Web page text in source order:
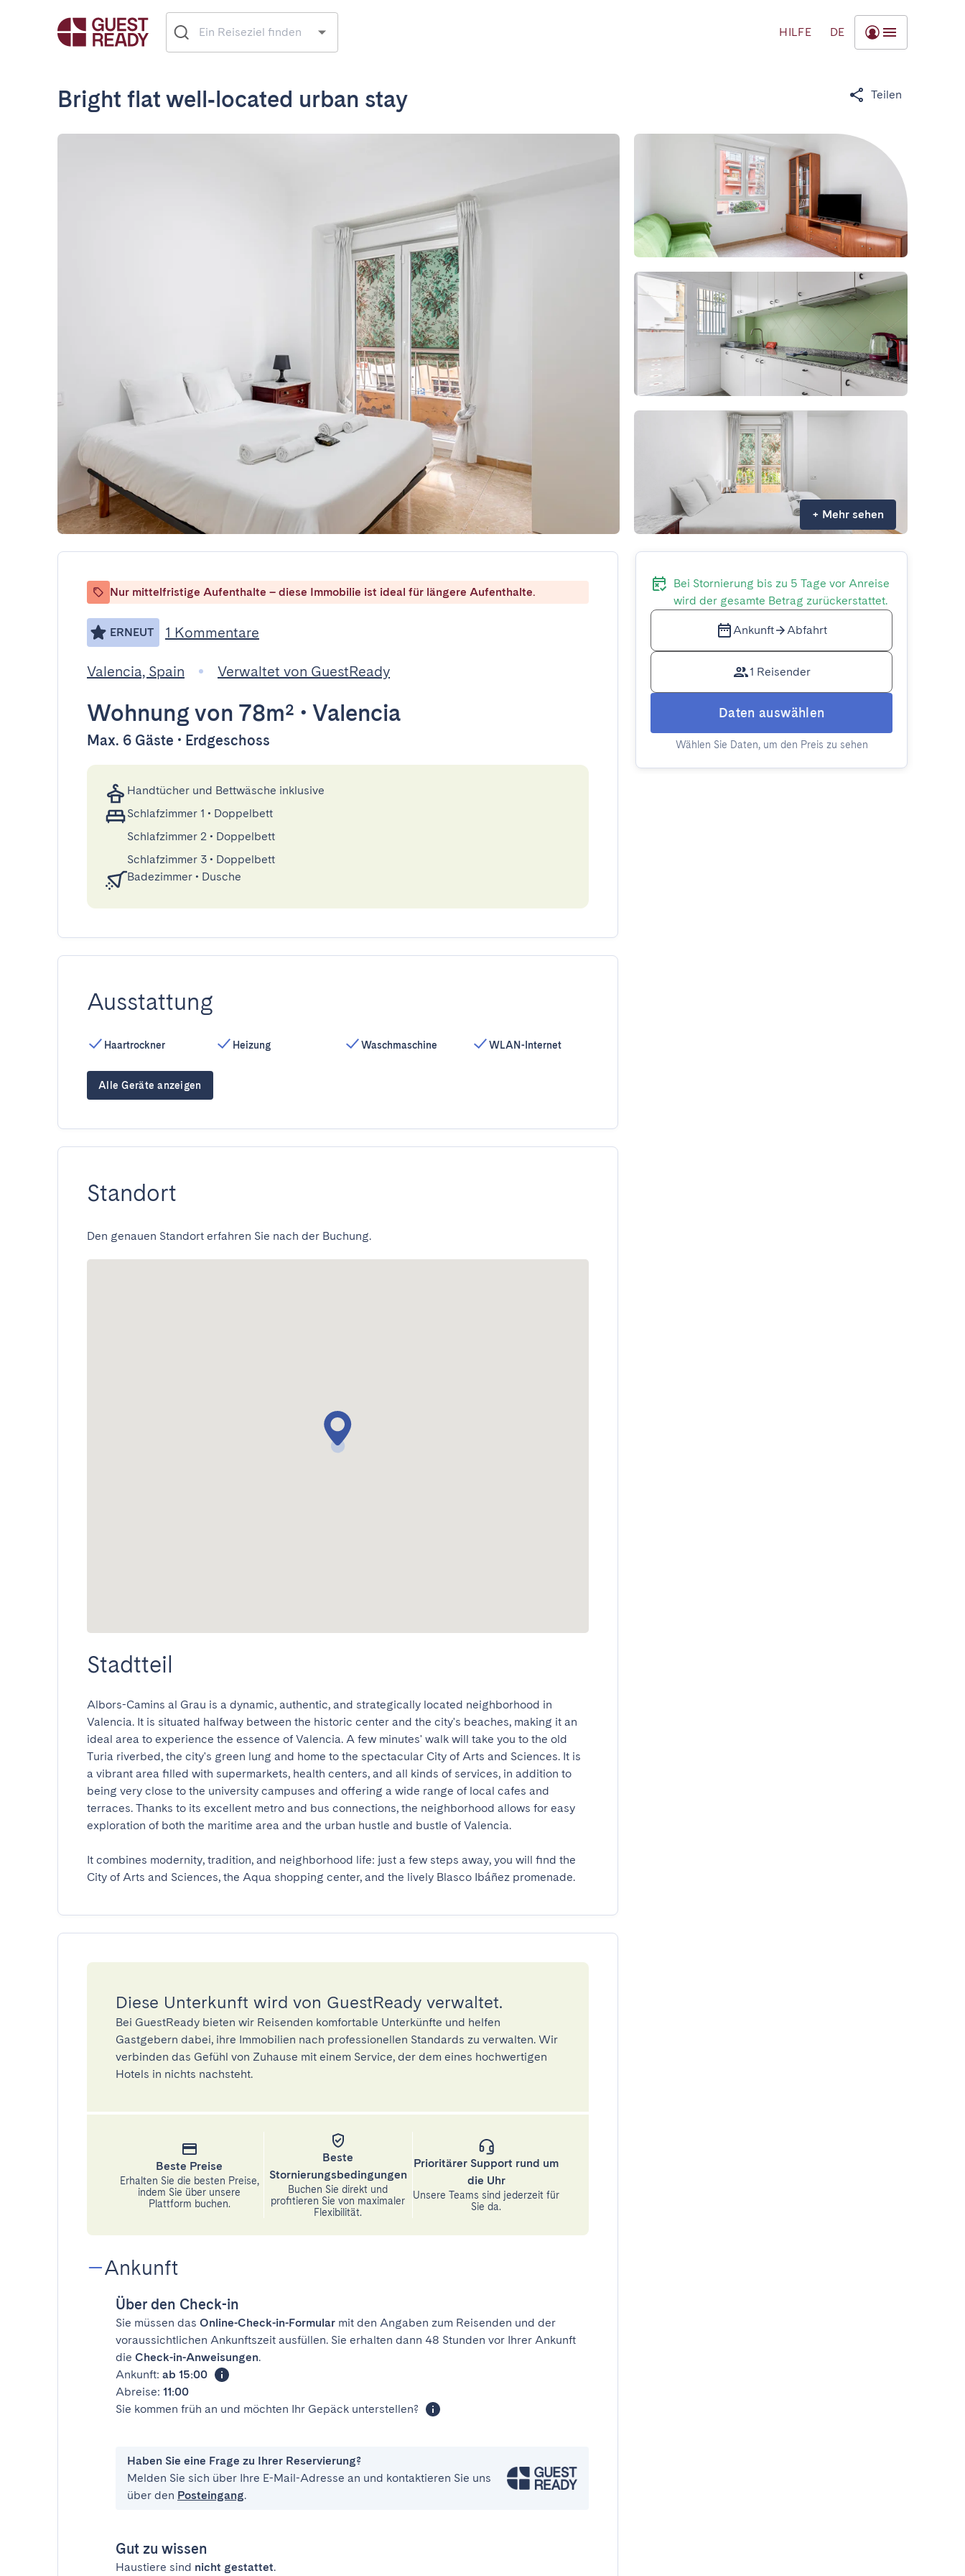
HILFE DE
Bright flat well‑located urban stay Teilen
+ Mehr sehen
Nur mittelfristige Aufenthalte – diese Immobilie ist ideal für längere Aufenthalte.
ERNEUT 1 Kommentare
Valencia, Spain Verwaltet von GuestReady
Wohnungvon 78m² • Valencia
Max. 6 Gäste • Erdgeschoss
Handtücher und Bettwäsche inklusive
Schlafzimmer 1 • Doppelbett
Schlafzimmer 2 • Doppelbett
Schlafzimmer 3 • Doppelbett
Badezimmer • Dusche
Ausstattung
Haartrockner Heizung Waschmaschine WLAN-Internet
Alle Geräte anzeigen
Standort
Den genauen Standort erfahren Sie nach der Buchung.
Stadtteil
Albors-Camins al Grau is a dynamic, authentic, and strategically located neighborhood in
Valencia. It is situated halfway between the historic center and the city's beaches, making it an
ideal area to experience the essence of Valencia. A few minutes' walk will take you to the old
Turia riverbed, the city's green lung and home to the spectacular City of Arts and Sciences. It is
a vibrant area filled with supermarkets, health centers, and all kinds of services, in addition to
being very close to the university campuses and offering a wide range of local cafes and
terraces. Thanks to its excellent metro and bus connections, the neighborhood allows for easy
exploration of both the maritime area and the urban hustle and bustle of Valencia.
It combines modernity, tradition, and neighborhood life: just a few steps away, you will find the
City of Arts and Sciences, the Aqua shopping center, and the lively Blasco Ibáñez promenade.
Diese Unterkunft wird von GuestReady verwaltet.
Bei GuestReady bieten wir Reisenden komfortable Unterkünfte und helfen
Gastgebern dabei, ihre Immobilien nach professionellen Standards zu verwalten. Wir
verbinden das Gefühl von Zuhause mit einem Service, der dem eines hochwertigen
Hotels in nichts nachsteht.
Beste Preise
Erhalten Sie die besten Preise,
indem Sie über unsere
Plattform buchen.
Beste
Stornierungsbedingungen
Buchen Sie direkt und
profitieren Sie von maximaler
Flexibilität.
Prioritärer Support rund um
die Uhr
Unsere Teams sind jederzeit für
Sie da.
Ankunft
Über den Check-in
Sie müssen das Online-Check-in-Formular mit den Angaben zum Reisenden und der
voraussichtlichen Ankunftszeit ausfüllen. Sie erhalten dann 48 Stunden vor Ihrer Ankunft
die Check-in-Anweisungen.
Ankunft: ab 15:00
Abreise: 11:00
Sie kommen früh an und möchten Ihr Gepäck unterstellen?
Haben Sie eine Frage zu Ihrer Reservierung?
Melden Sie sich über Ihre E-Mail-Adresse an und kontaktieren Sie uns
über den Posteingang.
Gut zu wissen
Haustiere sind nicht gestattet.
Bei Stornierung bis zu 5 Tage vor Anreise
wird der gesamte Betrag zurückerstattet.
Ankunft Abfahrt
1 Reisender
Daten auswählen
Wählen Sie Daten, um den Preis zu sehen